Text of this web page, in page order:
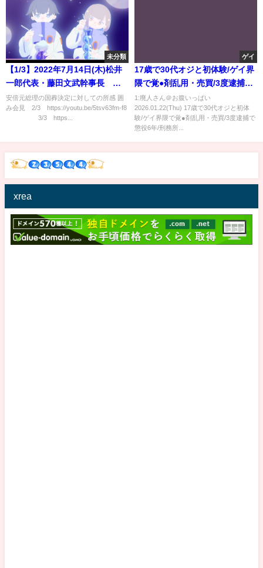
未分類
【1/3】2022年7月14日(木)松井
一郎代表・藤田文武幹事長 常
任役員会後 囲み会見
安倍元総理の国葬決定に対しての所感 囲
み会見 2/3 https://youtu.be/5tsv63fm-f8
3/3 https...
ゲイ
17歳で30代オジと初体験/ゲイ界
隈で覚●剤乱用・売買/3度逮捕で
懲役6年/刑務所内で禁断症状
1:廃人さん＠お腹いっぱい
2026.01.22(Thu) 17歳で30代オジと初体
験/ゲイ界隈で覚●剤乱用・売買/3度逮捕で
懲役6年/刑務所...
xrea